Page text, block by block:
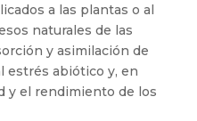
a las plantas o al
naturales de las
y asimilación de
estrés abiótico y, en
y el rendimiento de los